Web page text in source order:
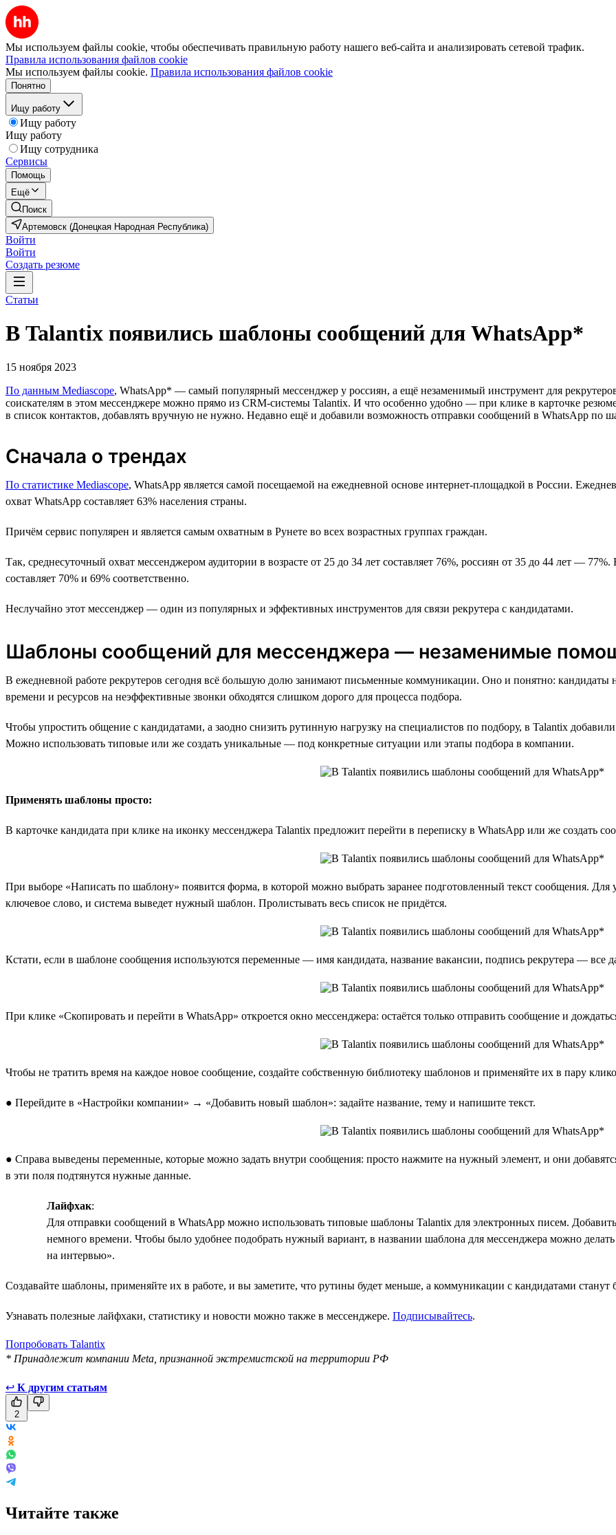
Мы используем файлы cookie, чтобы обеспечивать правильную работу нашего веб-сайта и анализировать сетевой трафик.
Правила использования файлов cookie
Мы используем файлы cookie. Правила использования файлов cookie
Понятно
Ищу работу
Ищу работу
Ищу работу
Ищу сотрудника
Сервисы
Помощь
Ещё
Поиск
Артемовск (Донецкая Народная Республика)
Войти
Войти
Создать резюме
Статьи
В Talantix появились шаблоны сообщений для WhatsApp*
15 ноября 2023
По данным Mediascope, WhatsApp* — самый популярный мессенджер у россиян, а ещё незаменимый инструмент для
соискателям в этом мессенджере можно прямо из CRM-системы Talantix. И что особенно удобно — при клике в карточке
в список контактов, добавлять вручную не нужно. Недавно ещё и добавили возможность отправки сообщений в WhatsApp по
Сначала о трендах
По статистике Mediascope, WhatsApp является самой посещаемой на ежедневной основе интернет-площадкой в России.
охват WhatsApp составляет 63% населения страны.
Причём сервис популярен и является самым охватным в Рунете во всех возрастных группах граждан.
Так, среднесуточный охват мессенджером аудитории в возрасте от 25 до 34 лет составляет 76%, россиян от 35 до 44 лет —
составляет 70% и 69% соответственно.
Неслучайно этот мессенджер — один из популярных и эффективных инструментов для связи рекрутера с кандидатами.
Шаблоны сообщений для мессенджера — незаменимые
В ежедневной работе рекрутеров сегодня всё большую долю занимают письменные коммуникации. Оно и понятно: кандидаты
времени и ресурсов на неэффективные звонки обходятся слишком дорого для процесса подбора.
Чтобы упростить общение с кандидатами, а заодно снизить рутинную нагрузку на специалистов по подбору, в Talantix
Можно использовать типовые или же создать уникальные — под конкретные ситуации или этапы подбора в компании.
Применять шаблоны просто:
В карточке кандидата при клике на иконку мессенджера Talantix предложит перейти в переписку в WhatsApp или же создать
При выборе «Написать по шаблону» появится форма, в которой можно выбрать заранее подготовленный текст сообщения. Для
ключевое слово, и система выведет нужный шаблон. Пролистывать весь список не придётся.
Кстати, если в шаблоне сообщения используются переменные — имя кандидата, название вакансии, подпись рекрутера — все
При клике «Скопировать и перейти в WhatsApp» откроется окно мессенджера: остаётся только отправить сообщение и
Чтобы не тратить время на каждое новое сообщение, создайте собственную библиотеку шаблонов и применяйте их в пару
● Перейдите в «Настройки компании» → «Добавить новый шаблон»: задайте название, тему и напишите текст.
● Справа выведены переменные, которые можно задать внутри сообщения: просто нажмите на нужный элемент, и они
в эти поля подтянутся нужные данные.
Лайфхак:
Для отправки сообщений в WhatsApp можно использовать типовые шаблоны Talantix для электронных писем.
немного времени. Чтобы было удобнее подобрать нужный вариант, в названии шаблона для мессенджера можно
на интервью».
Создавайте шаблоны, применяйте их в работе, и вы заметите, что рутины будет меньше, а коммуникации с кандидатами станут
Узнавать полезные лайфхаки, статистику и новости можно также в мессенджере. Подписывайтесь.
Попробовать Talantix
* Принадлежит компании Meta, признанной экстремистской на территории РФ
↩ К другим статьям
2
Читайте также